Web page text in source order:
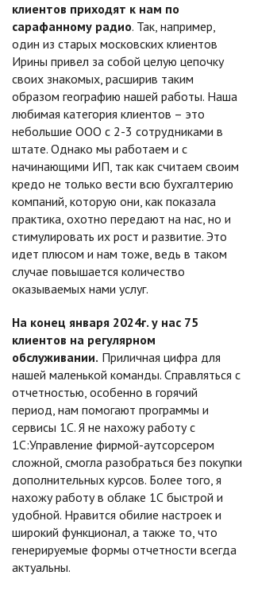
клиентов приходят к нам по
сарафанному радио. Так, например,
один из старых московских клиентов
Ирины привел за собой целую цепочку
своих знакомых, расширив таким
образом географию нашей работы. Наша
любимая категория клиентов – это
небольшие ООО с 2-3 сотрудниками в
штате. Однако мы работаем и с
начинающими ИП, так как считаем своим
кредо не только вести всю бухгалтерию
компаний, которую они, как показала
практика, охотно передают на нас, но и
стимулировать их рост и развитие. Это
идет плюсом и нам тоже, ведь в таком
случае повышается количество
оказываемых нами услуг.
На конец января 2024г. у нас 75
клиентов на регулярном
обслуживании. Приличная цифра для
нашей маленькой команды. Справляться с
отчетностью, особенно в горячий
период, нам помогают программы и
сервисы 1С. Я не нахожу работу с
1С:Управление фирмой-аутсорсером
сложной, смогла разобраться без покупки
дополнительных курсов. Более того, я
нахожу работу в облаке 1С быстрой и
удобной. Нравится обилие настроек и
широкий функционал, а также то, что
генерируемые формы отчетности всегда
актуальны.